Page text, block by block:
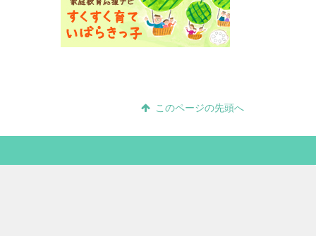
このページの先頭へ